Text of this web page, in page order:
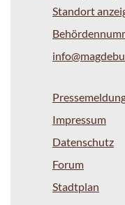
Standort
Impressum
Datenschutz
Forum
Stadtplan